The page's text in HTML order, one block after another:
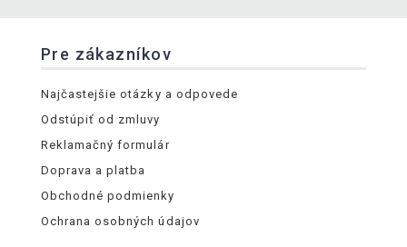
Pre zákazníkov
Najčastejšie otázky a odpovede
Odstúpiť od zmluvy
Reklamačný formulár
Doprava a platba
Obchodné podmienky
Ochrana osobných údajov